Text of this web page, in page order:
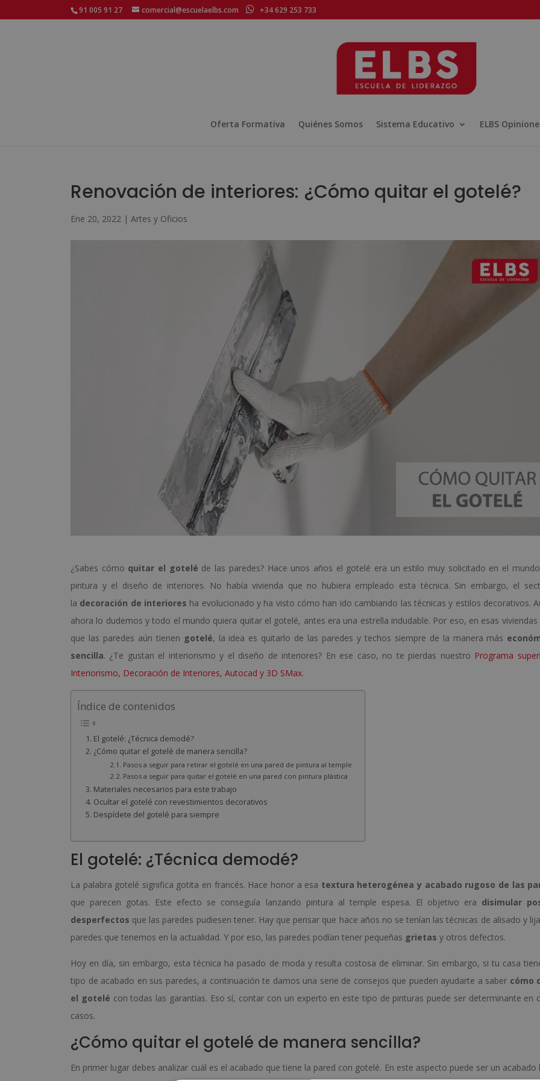
91 005 91 27 comercial@escuelaelbs.com +34 629 253 733
Oferta Formativa Quiénes Somos Sistema Educativo ELBS
Renovación de interiores: ¿Cómo quitar el gotelé?
Ene 20, 2022 | Artes y Oficios
¿Sabes cómo quitar el gotelé de las paredes? Hace unos años el gotelé era un estilo muy solicitado en el
pintura y el diseño de interiores. No había vivienda que no hubiera empleado esta técnica. Sin embargo, el
la decoración de interiores ha evolucionado y ha visto cómo han ido cambiando las técnicas y estilos decorativos.
ahora lo dudemos y todo el mundo quiera quitar el gotelé, antes era una estrella indudable. Por eso, en esas viviendas
que las paredes aún tienen gotelé, la idea es quitarlo de las paredes y techos siempre de la manera más
sencilla. ¿Te gustan el interiorismo y el diseño de interiores? En ese caso, no te pierdas nuestro Programa
Interiorismo, Decoración de Interiores, Autocad y 3D SMax.
Índice de contenidos
El gotelé: ¿Técnica demodé?
¿Cómo quitar el gotelé de manera sencilla?
Pasos a seguir para retirar el gotelé en una pared de pintura al temple
Pasos a seguir para quitar el gotelé en una pared con pintura plástica
Materiales necesarios para este trabajo
Ocultar el gotelé con revestimientos decorativos
Despídete del gotelé para siempre
El gotelé: ¿Técnica demodé?
La palabra gotelé significa gotita en francés. Hace honor a esa textura heterogénea y acabado rugoso de las
que parecen gotas. Este efecto se conseguía lanzando pintura al temple espesa. El objetivo era disimular
desperfectos que las paredes pudiesen tener. Hay que pensar que hace años no se tenían las técnicas de alisado y
paredes que tenemos en la actualidad. Y por eso, las paredes podían tener pequeñas grietas y otros defectos.
Hoy en día, sin embargo, esta técnica ha pasado de moda y resulta costosa de eliminar. Sin embargo, si tu casa
tipo de acabado en sus paredes, a continuación te damos una serie de consejos que pueden ayudarte a saber cómo
el gotelé con todas las garantías. Eso sí, contar con un experto en este tipo de pinturas puede ser determinante en
casos.
¿Cómo quitar el gotelé de manera sencilla?
En primer lugar debes analizar cuál es el acabado que tiene la pared con gotelé. En este aspecto puede ser un acabado